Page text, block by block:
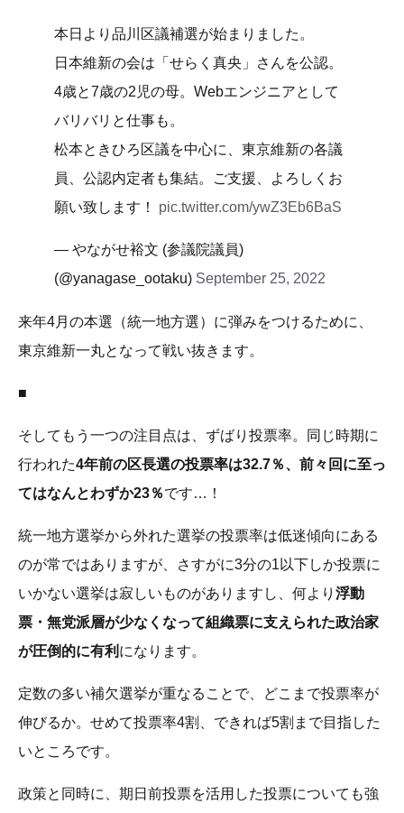
本日より品川区議補選が始まりました。
日本維新の会は「せらく真央」さんを公認。
4歳と7歳の2児の母。Webエンジニアとして
バリバリと仕事も。
松本ときひろ区議を中心に、東京維新の各議
員、公認内定者も集結。ご支援、よろしくお
願い致します！ pic.twitter.com/ywZ3Eb6BaS
— やながせ裕文 (参議院議員)
(@yanagase_ootaku) September 25, 2022
来年4月の本選（統一地方選）に弾みをつけるために、
東京維新一丸となって戦い抜きます。
■
そしてもう一つの注目点は、ずばり投票率。同じ時期に
行われた4年前の区長選の投票率は32.7％、前々回に至っ
てはなんとわずか23％です…！
統一地方選挙から外れた選挙の投票率は低迷傾向にある
のが常ではありますが、さすがに3分の1以下しか投票に
いかない選挙は寂しいものがありますし、何より 浮動
票・無党派層が少なくなって組織票に支えられた政治家
が圧倒的に有利 になります。
定数の多い補欠選挙が重なることで、どこまで投票率が
伸びるか。せめて投票率4割、できれば5割まで目指した
いところです。
政策と同時に、期日前投票を活用した投票についても強